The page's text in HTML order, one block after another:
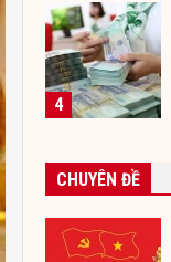
4
CHUYÊN ĐỀ